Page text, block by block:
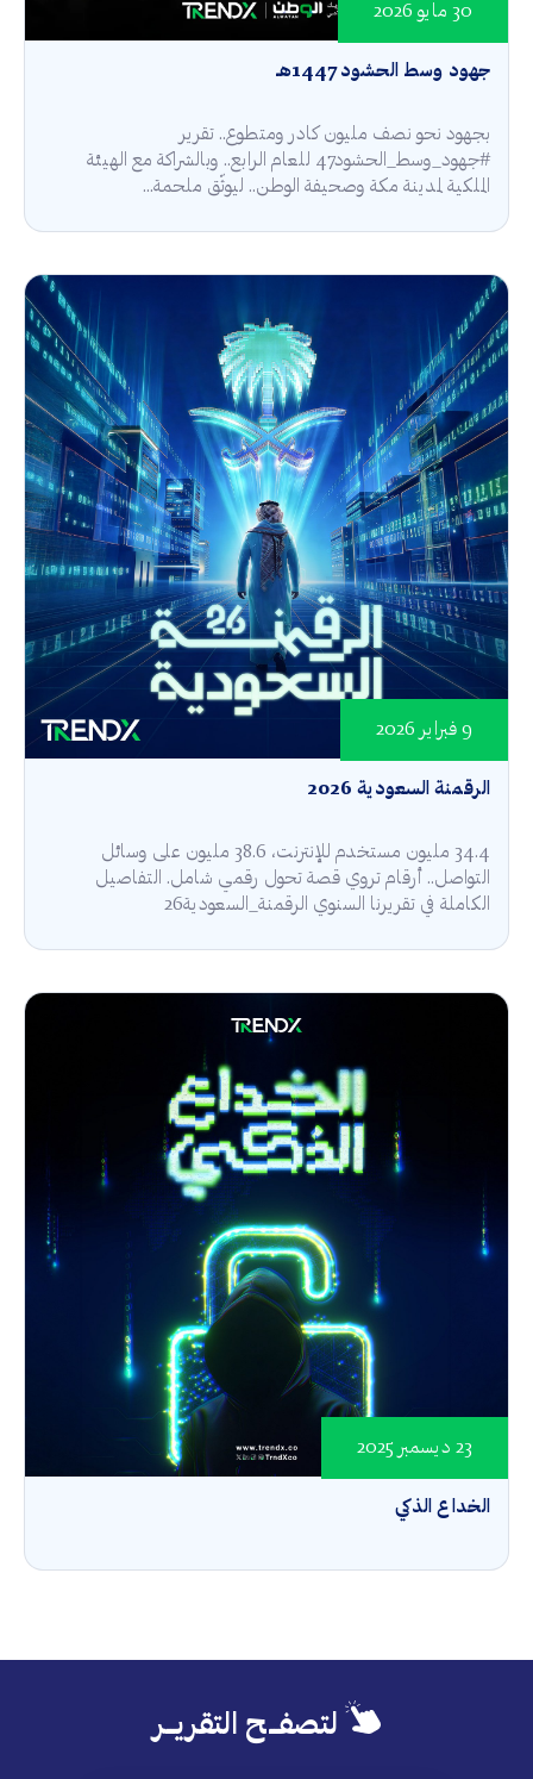
جهود وسط الحشود 1447هـ
30 مايو 2026
بجهود نحو نصف مليون كادر ومتطوع.. تقرير
#جهود_وسط_الحشود47 للعام الرابع.. وبالشراكة مع الهيئة
الملكية لمدينة مكة وصحيفة الوطن.. ليوثّق ملحمة...
الرقمنة السعودية 2026
9 فبراير 2026
34.4 مليون مستخدم للإنترنت، 38.6 مليون على وسائل
التواصل.. أرقام تروي قصة تحول رقمي شامل. التفاصيل
الكاملة في تقريرنا السنوي الرقمنة_السعودية26
الخداع الذكي
23 ديسمبر 2025
لتصفــح التقريــر